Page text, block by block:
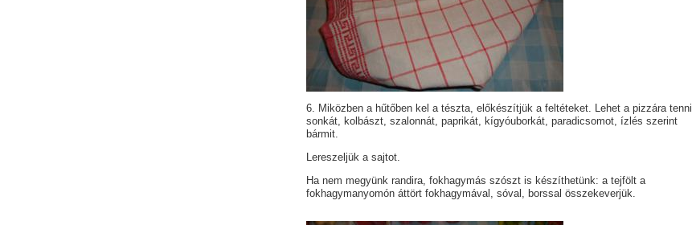
6. Miközben a hűtőben kel a tészta, előkészítjük a feltéteket. Lehet a pizzára tenni
sonkát, kolbászt, szalonnát, paprikát, kígyóuborkát, paradicsomot, ízlés szerint
bármit.
Lereszeljük a sajtot.
Ha nem megyünk randira, fokhagymás szószt is készíthetünk: a tejfölt a
fokhagymanyomón áttört fokhagymával, sóval, borssal összekeverjük.